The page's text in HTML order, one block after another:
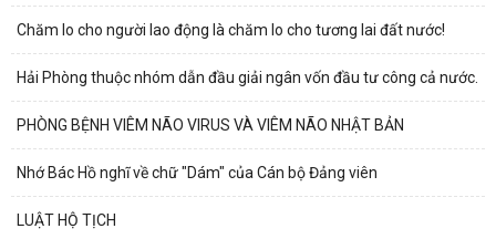
Chăm lo cho người lao động là chăm lo cho tương lai đất nước!
Hải Phòng thuộc nhóm dẫn đầu giải ngân vốn đầu tư công cả nước.
PHÒNG BỆNH VIÊM NÃO VIRUS VÀ VIÊM NÃO NHẬT BẢN
Nhớ Bác Hồ nghĩ về chữ "Dám" của Cán bộ Đảng viên
LUẬT HỘ TỊCH